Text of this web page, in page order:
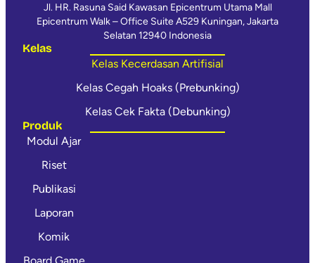
Jl. HR. Rasuna Said Kawasan Epicentrum Utama Mall
Epicentrum Walk – Office Suite A529 Kuningan, Jakarta
Selatan 12940 Indonesia
Kelas
Kelas Kecerdasan Artifisial
Kelas Cegah Hoaks (Prebunking)
Kelas Cek Fakta (Debunking)
Produk
Modul Ajar
Riset
Publikasi
Laporan
Komik